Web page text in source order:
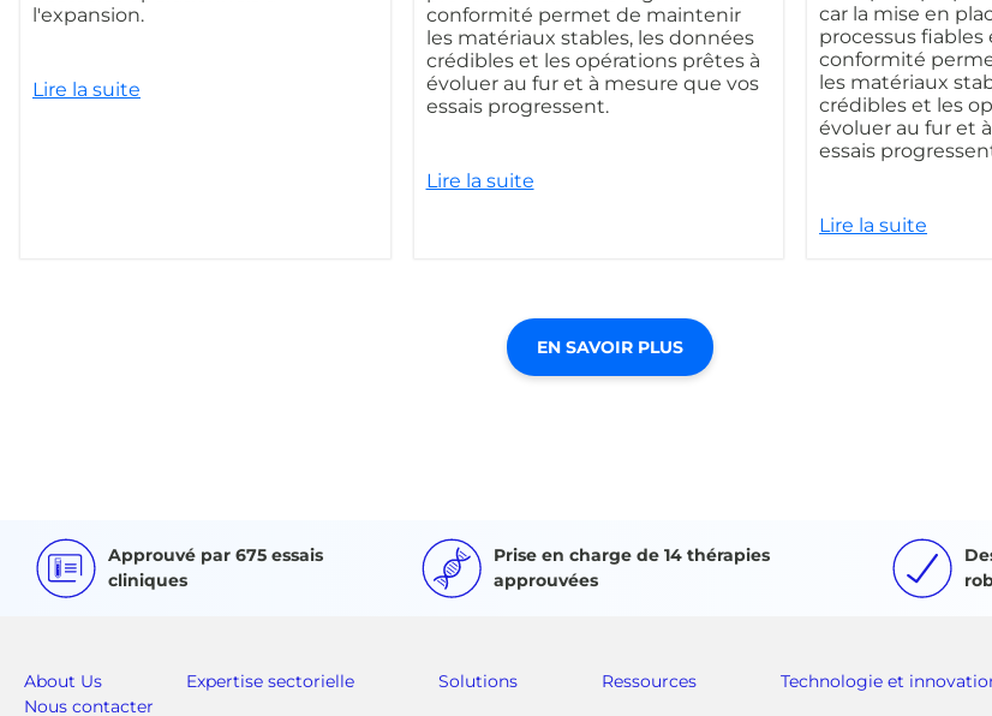
l'expansion.
Lire la suite
conformité permet de maintenir
les matériaux stables, les données
crédibles et les opérations prêtes à
évoluer au fur et à mesure que vos
essais progressent.
Lire la suite
car la mise en
processus fiables
conformité
les matériaux
crédibles et les
évoluer au fur et
essais
Lire la suite
EN SAVOIR PLUS
Approuvé par 675 essais
cliniques
Prise en charge de 14 thérapies
approuvées
About Us Expertise sectorielle Solutions Ressources
Technologie et
Nous contacter